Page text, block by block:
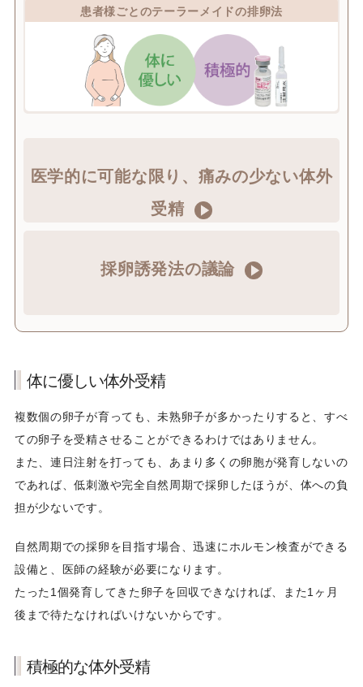
患者様ごとのテーラーメイドの排卵法
医学的に可能な限り、痛みの少ない体外
受精
採卵誘発法の議論
体に優しい体外受精
複数個の卵子が育っても、未熟卵子が多かったりすると、すべ
ての卵子を受精させることができるわけではありません。
また、連日注射を打っても、あまり多くの卵胞が発育しないの
であれば、低刺激や完全自然周期で採卵したほうが、体への負
担が少ないです。
自然周期での採卵を目指す場合、迅速にホルモン検査ができる
設備と、医師の経験が必要になります。
たった1個発育してきた卵子を回収できなければ、また1ヶ月
後まで待たなければいけないからです。
積極的な体外受精